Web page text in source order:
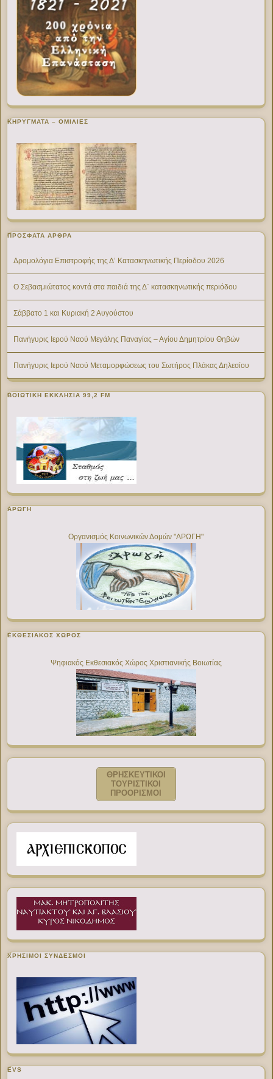
ΚΗΡΥΓΜΑΤΑ – ΟΜΙΛΙΕΣ
ΠΡΌΣΦΑΤΑ ΆΡΘΡΑ
Δρομολόγια Επιστροφής της Δ’ Κατασκηνωτικής Περίοδου 2026
Ο Σεβασμιώτατος κοντά στα παιδιά της Δ΄ κατασκηνωτικής περιόδου
Σάββατο 1 και Κυριακή 2 Αυγούστου
Πανήγυρις Ιερού Ναού Μεγάλης Παναγίας – Αγίου Δημητρίου Θηβών
Πανήγυρις Ιερού Ναού Μεταμορφώσεως του Σωτήρος Πλάκας Δηλεσίου
ΒΟΙΩΤΙΚΉ ΕΚΚΛΗΣΊΑ 99,2 FM
ΑΡΩΓΗ
Οργανισμός Κοινωνικών Δομών "ΑΡΩΓΗ"
ΕΚΘΕΣΙΑΚΌΣ ΧΏΡΟΣ
Ψηφιακός Εκθεσιακός Χώρος Χριστιανικής Βοιωτίας
ΘΡΗΣΚΕΥΤΙΚΟΙ
ΤΟΥΡΙΣΤΙΚΟΙ
ΠΡΟΟΡΙΣΜΟΙ
ΧΡΉΣΙΜΟΙ ΣΎΝΔΕΣΜΟΙ
EVS